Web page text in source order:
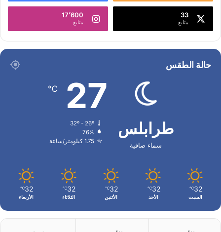
33
متابع
17٬600
متابع
حالة الطقس
طرابلس
سماء صافية
27
℃
32º - 26º
76%
1.75 كيلومتر/ساعة
32
℃
السبت
32
℃
الأحد
32
℃
الأثنين
32
℃
الثلاثاء
32
℃
الأربعاء